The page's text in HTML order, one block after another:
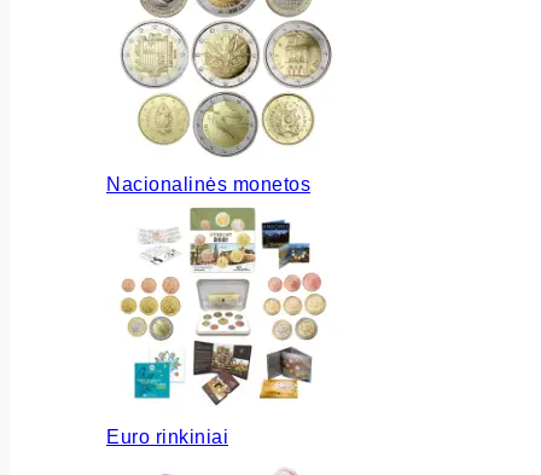
Nacionalinės monetos
Euro rinkiniai